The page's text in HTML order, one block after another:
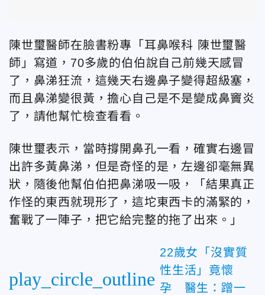
陳世璽醫師在臉書粉專「 耳鼻喉科 陳世璽醫
師 」寫道，70多歲的伯伯說自己前幾天感冒
了，鼻涕狂流，這幾天右邊鼻子變得超級塞，
而且鼻涕變很黃，擔心自己是不是變成鼻竇炎
了，請他幫忙檢查看看。
陳世璽表示，當時撐開鼻孔一看，確實右邊冒
出許多黃鼻涕，但是奇怪的是，左邊卻毫無異
狀，隨後他幫伯伯把鼻涕吸一吸，「結果真正
作怪的東西就現形了，這坨東西卡的滿緊的，
奮戰了一陣子，把它給完整的拖了出來。」
play_circle_outline
22歲女「沒實質
性生活」竟懷
孕 醫生：蹭一